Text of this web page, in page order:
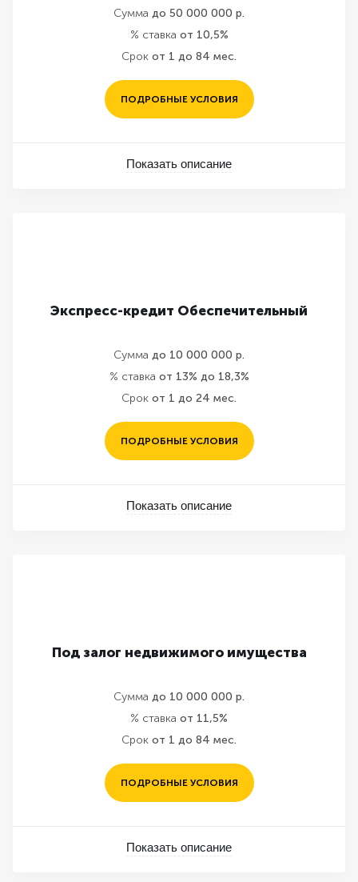
Сумма до 50 000 000 р.
% ставка от 10,5%
Срок от 1 до 84 мес.
ПОДРОБНЫЕ УСЛОВИЯ
Показать описание
Экспресс-кредит Обеспечительный
Сумма до 10 000 000 р.
% ставка от 13% до 18,3%
Срок от 1 до 24 мес.
ПОДРОБНЫЕ УСЛОВИЯ
Показать описание
Под залог недвижимого имущества
Сумма до 10 000 000 р.
% ставка от 11,5%
Срок от 1 до 84 мес.
ПОДРОБНЫЕ УСЛОВИЯ
Показать описание